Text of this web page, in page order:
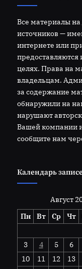
Все материалы
источников —
интернете или
целях. Права на
владельцам.
за содержание
обнаружили на
нарушают
Вашей компании
сообщите нам
Календарь
Август
Пн
Вт Ср Чт
3
4 5 6
10
11 12 13